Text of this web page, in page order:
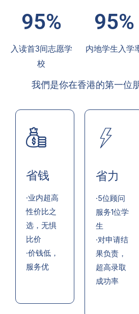
95%
入读首3间志愿学
校
95%
内地学生入学
我們是你在香港的第一位
省钱
·业内超高
性价比之
选，无惧
比价
·价钱低，
服务优
省力
·5位顾问
服务1位学
生
·对申请结
果负责，
超高录取
成功率